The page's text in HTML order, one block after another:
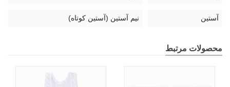
آستین نیم آستین (آستین کوتاه)
محصولات مرتبط